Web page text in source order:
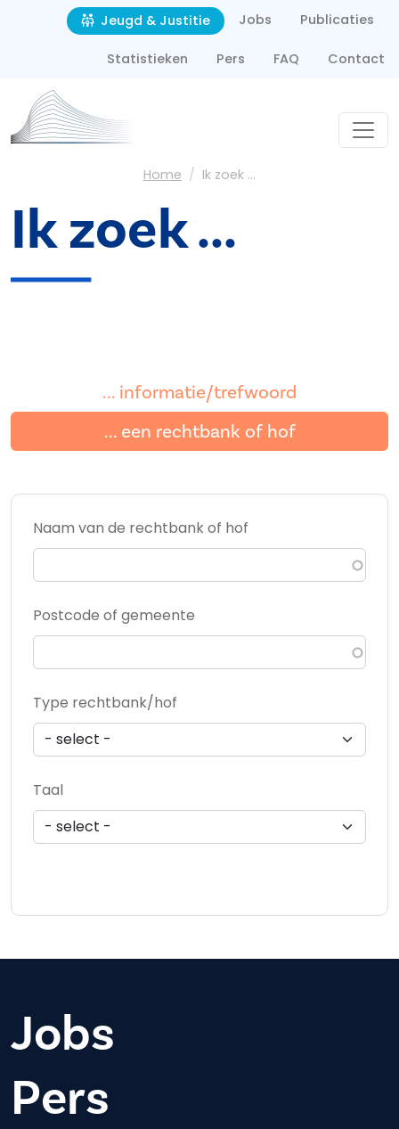
Overslaan en naar de inhoud gaan
Second navigation
Jeugd & Justitie Jobs Publicaties
Statistieken Pers FAQ Contact
Kruimelpad
Home Ik zoek ...
Ik zoek ...
... informatie/trefwoord
... een rechtbank of hof
Naam van de rechtbank of hof
Postcode of gemeente
Type rechtbank/hof
Taal
Jobs
Pers